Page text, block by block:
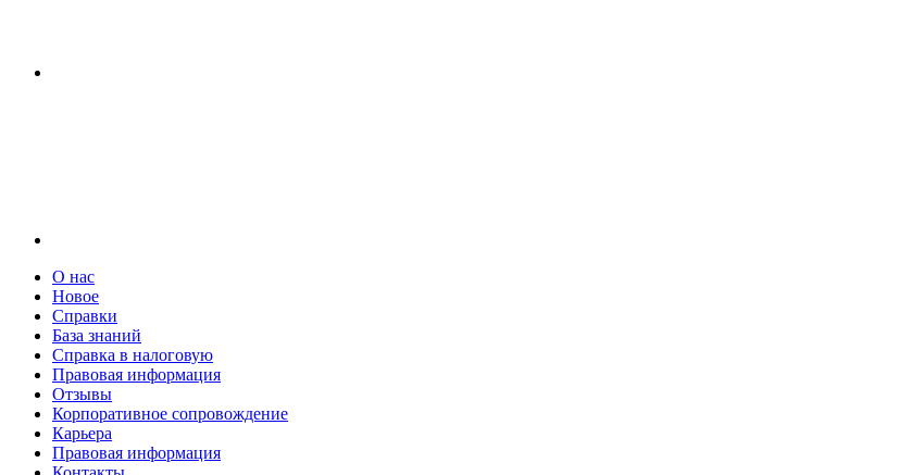
О нас
Новое
Справки
База знаний
Справка в налоговую
Правовая информация
Отзывы
Корпоративное сопровождение
Карьера
Правовая информация